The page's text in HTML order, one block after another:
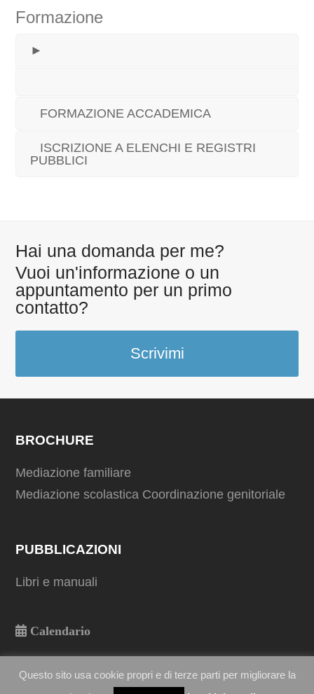
Formazione
►
FORMAZIONE ACCADEMICA
ISCRIZIONE A ELENCHI E REGISTRI
PUBBLICI
Hai una domanda per me?
Vuoi un'informazione o un
appuntamento per un primo
contatto?
Scrivimi
BROCHURE
Mediazione familiare
Mediazione scolastica Coordinazione genitoriale
PUBBLICAZIONI
Libri e manuali
Calendario
Questo sito usa cookie propri e di terze parti per migliorare la